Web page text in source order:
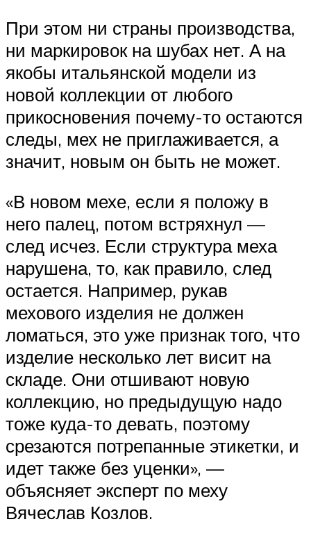
При этом ни страны производства,
ни маркировок на шубах нет. А на
якобы итальянской модели из
новой коллекции от любого
прикосновения почему-то остаются
следы, мех не приглаживается, а
значит, новым он быть не может.
«В новом мехе, если я положу в
него палец, потом встряхнул —
след исчез. Если структура меха
нарушена, то, как правило, след
остается. Например, рукав
мехового изделия не должен
ломаться, это уже признак того, что
изделие несколько лет висит на
складе. Они отшивают новую
коллекцию, но предыдущую надо
тоже куда-то девать, поэтому
срезаются потрепанные этикетки, и
идет также без уценки», —
объясняет эксперт по меху
Вячеслав Козлов.